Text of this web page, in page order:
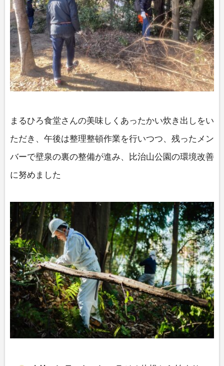
まるひろ食堂さんの美味しくあったかい炊き出しをい
ただき、午後は整理整頓作業を行いつつ、残ったメン
バーで壁泉の裏の整備が進み、比治山公園の環境改善
に努めました